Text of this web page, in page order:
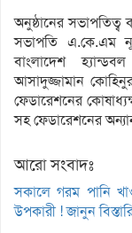
অনুষ্ঠানের সভাপতিত্ব
সভাপতি এ.কে.এম
বাংলাদেশ
আসাদুজ্জামান
ফেডারেশনের
সহ ফেডারেশনের
আরো সংবাদঃ
সকালে গরম পানি
উপকারী ! জানুন